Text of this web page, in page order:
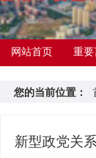
网站首页 重要
您的当前位置：
新型政党关